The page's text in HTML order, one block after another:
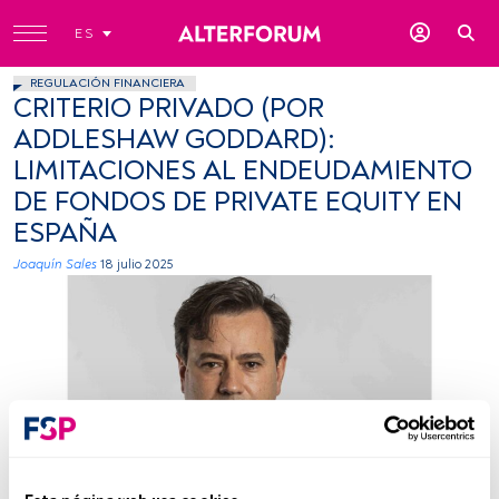
ES
REGULACIÓN FINANCIERA
CRITERIO PRIVADO (POR
ADDLESHAW GODDARD):
LIMITACIONES AL ENDEUDAMIENTO
DE FONDOS DE PRIVATE EQUITY EN
ESPAÑA
Joaquín Sales 18 julio 2025